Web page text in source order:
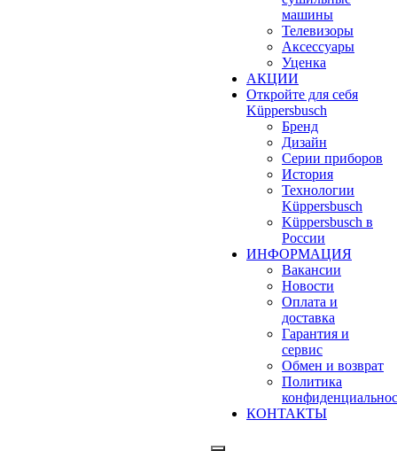
машины
Телевизоры
Аксессуары
Уценка
АКЦИИ
Откройте для себя
Küppersbusch
Бренд
Дизайн
Серии приборов
История
Технологии
Küppersbusch
Küppersbusch в
России
ИНФОРМАЦИЯ
Вакансии
Новости
Оплата и
доставка
Гарантия и
сервис
Обмен и возврат
Политика
КОНТАКТЫ